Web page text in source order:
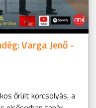
Varga Jenő -
őrült korcsolyás, a